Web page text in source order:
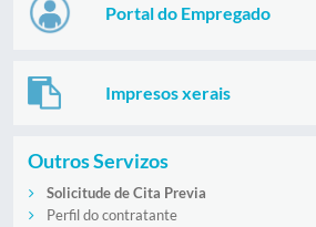
Portal do Empregado
Impresos xerais
Outros Servizos
Solicitude de Cita Previa
Perfil do contratante